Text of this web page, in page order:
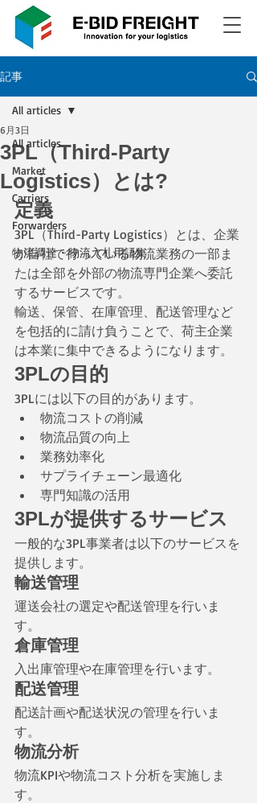
記事
All articles
Market
Carriers
Forwarders
物流調達・物流入札用語集
All articles
3PL（Third-Party
Logistics）とは?
6月3日
定義
3PL（Third-Party Logistics）とは、企業
が自社で行っている物流業務の一部ま
たは全部を外部の物流専門企業へ委託
するサービスです。
輸送、保管、在庫管理、配送管理など
を包括的に請け負うことで、荷主企業
は本業に集中できるようになります。
3PLの目的
3PLには以下の目的があります。
物流コストの削減
物流品質の向上
業務効率化
サプライチェーン最適化
専門知識の活用
3PLが提供するサービス
一般的な3PL事業者は以下のサービスを
提供します。
輸送管理
運送会社の選定や配送管理を行いま
す。
倉庫管理
入出庫管理や在庫管理を行います。
配送管理
配送計画や配送状況の管理を行いま
す。
物流分析
物流KPIや物流コスト分析を実施しま
す。